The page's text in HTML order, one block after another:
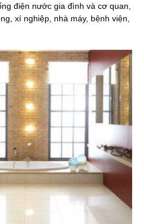
điện nước gia đình và cơ quan,
xí nghiệp, nhà máy, bệnh viện,